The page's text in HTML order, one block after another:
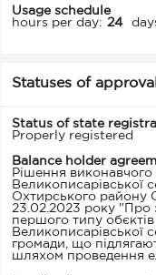
Usage schedule
hours per day: 24
Statuses of
Status of state
Properly registered
Balance holder
Рішення виконавчого
Великописарівської
Охтирського району
23.02.2023 року "Про
першого типу
Великописарівської
громади, що
шляхом проведення